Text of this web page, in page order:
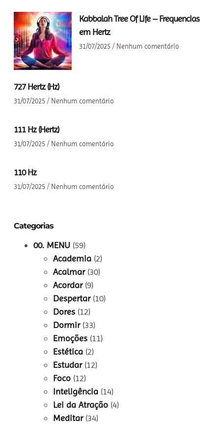
Kabbalah Tree Of Life – Frequencias
em Hertz
31/07/2025 Nenhum comentário
727 Hertz (Hz)
31/07/2025 Nenhum comentário
111 Hz (Hertz)
31/07/2025 Nenhum comentário
110 Hz
31/07/2025 Nenhum comentário
Categorias
00. MENU (59)
Academia (2)
Acalmar(30)
Acordar(9)
Despertar(10)
Dores (12)
Dormir(33)
Emoções (11)
Estética (2)
Estudar(12)
Foco (12)
Inteligência (14)
Lei da Atração (4)
Meditar(34)